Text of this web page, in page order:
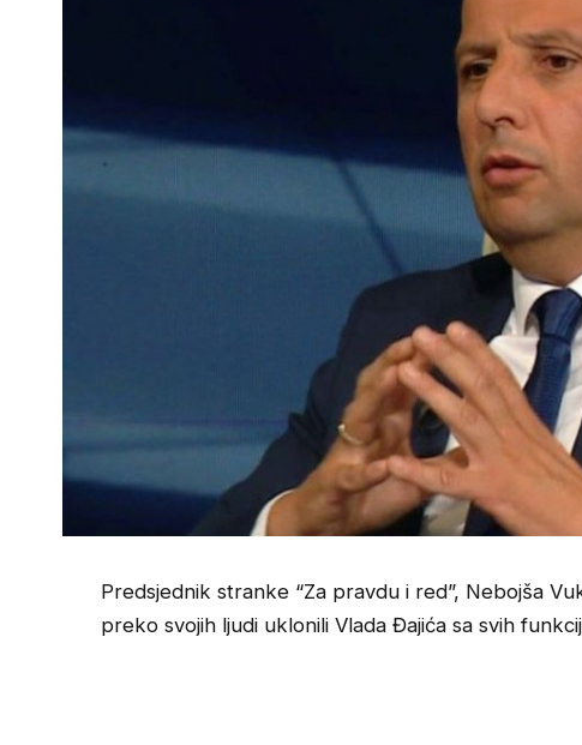
Predsjednik stranke “Za pravdu i red”, Nebojša
preko svojih ljudi uklonili Vlada Đajića sa svih